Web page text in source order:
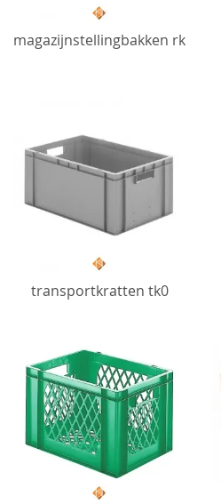
magazijnstellingbakken rk
transportkratten tk0